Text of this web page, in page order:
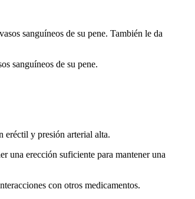
sanguíneos de su pene. También le da
sanguíneos de su pene.
eréctil y presión arterial alta.
una erección suficiente para mantener una
con otros medicamentos.